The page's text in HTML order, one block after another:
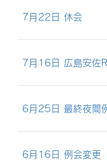
7月22日 休会
7月16日 広島安佐
6月25日 最終夜間
6月16日 例会変更